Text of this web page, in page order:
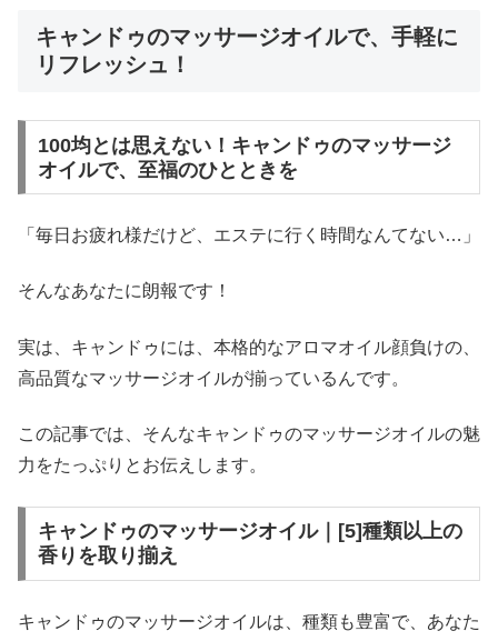
キャンドゥのマッサージオイルで、手軽に
リフレッシュ！
100均とは思えない！キャンドゥのマッサージ
オイルで、至福のひとときを
「毎日お疲れ様だけど、エステに行く時間なんてない…」
そんなあなたに朗報です！
実は、キャンドゥには、本格的なアロマオイル顔負けの、
高品質なマッサージオイルが揃っているんです。
この記事では、そんなキャンドゥのマッサージオイルの魅
力をたっぷりとお伝えします。
キャンドゥのマッサージオイル｜[5]種類以上の
香りを取り揃え
キャンドゥのマッサージオイルは、種類も豊富で、あなた